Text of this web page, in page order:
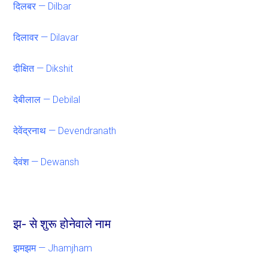
दिलबर — Dilbar
दिलावर — Dilavar
दीक्षित — Dikshit
देबीलाल — Debilal
देवेंद्रनाथ — Devendranath
देवंश — Dewansh
झ- से शुरू होनेवाले नाम
झमझम — Jhamjham